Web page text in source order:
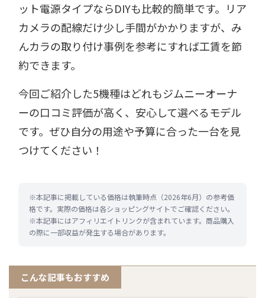
ット電源タイプならDIYも比較的簡単です。リア
カメラの配線だけ少し手間がかかりますが、み
んカラの取り付け事例を参考にすれば工賃を節
約できます。
今回ご紹介した5機種はどれもジムニーオーナ
ーの口コミ評価が高く、安心して選べるモデル
です。ぜひ自分の用途や予算に合った一台を見
つけてください！
※本記事に掲載している価格は執筆時点（2026年6月）の参考価
格です。実際の価格は各ショッピングサイトでご確認ください。
※本記事にはアフィリエイトリンクが含まれています。商品購入
の際に一部収益が発生する場合があります。
こんな記事もおすすめ